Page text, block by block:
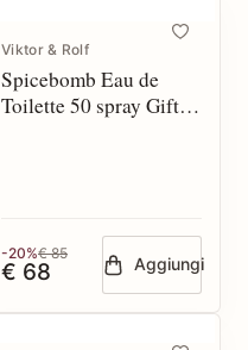
Viktor & Rolf
Spicebomb Eau de
Toilette 50 spray Gift
-20%€ 85
€ 68 Aggiungi